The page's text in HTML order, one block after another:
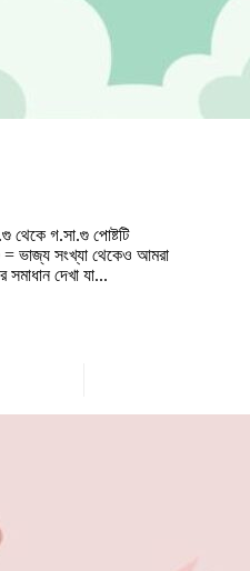
থেকে গ.সা.গু পোষ্টটি
= ভাজ্য সংখ্যা থেকেও আমরা
দেখা যা...